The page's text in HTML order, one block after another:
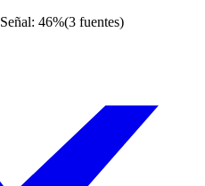
Señal: 46%(3 fuentes)